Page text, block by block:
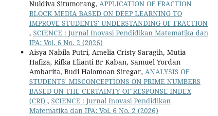
Nuldiva Situmorang, APPLICATION OF FRACTION
BLOCK MEDIA BASED ON DEEP LEARNING TO
IMPROVE STUDENTS' UNDERSTANDING OF FRACTION
, SCIENCE : Jurnal Inovasi Pendidikan Matematika dan
IPA: Vol. 6 No. 2 (2026)
Aisya Nabila Putri, Amelia Cristy Saragih, Mutia
Hafiza, Rifka Elianti Br Kaban, Samuel Yordan
Ambarita, Budi Halomoan Siregar, ANALYSIS OF
STUDENTS' MISCONCEPTIONS ON PRIME NUMBERS
BASED ON THE CERTAINTY OF RESPONSE INDEX
(CRI) , SCIENCE : Jurnal Inovasi Pendidikan
Matematika dan IPA: Vol. 6 No. 2 (2026)